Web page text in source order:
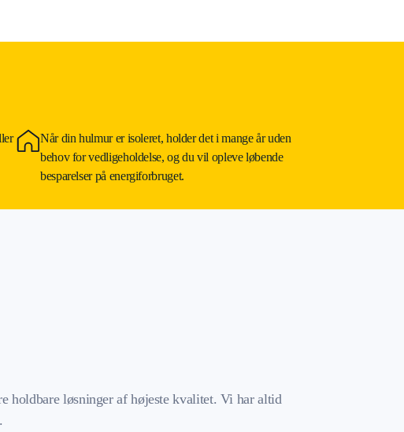
Når din hulmur er isoleret, holder det i mange år uden
behov for vedligeholdelse, og du vil opleve løbende
besparelser på energiforbruget.
holdbare løsninger af højeste kvalitet. Vi har altid